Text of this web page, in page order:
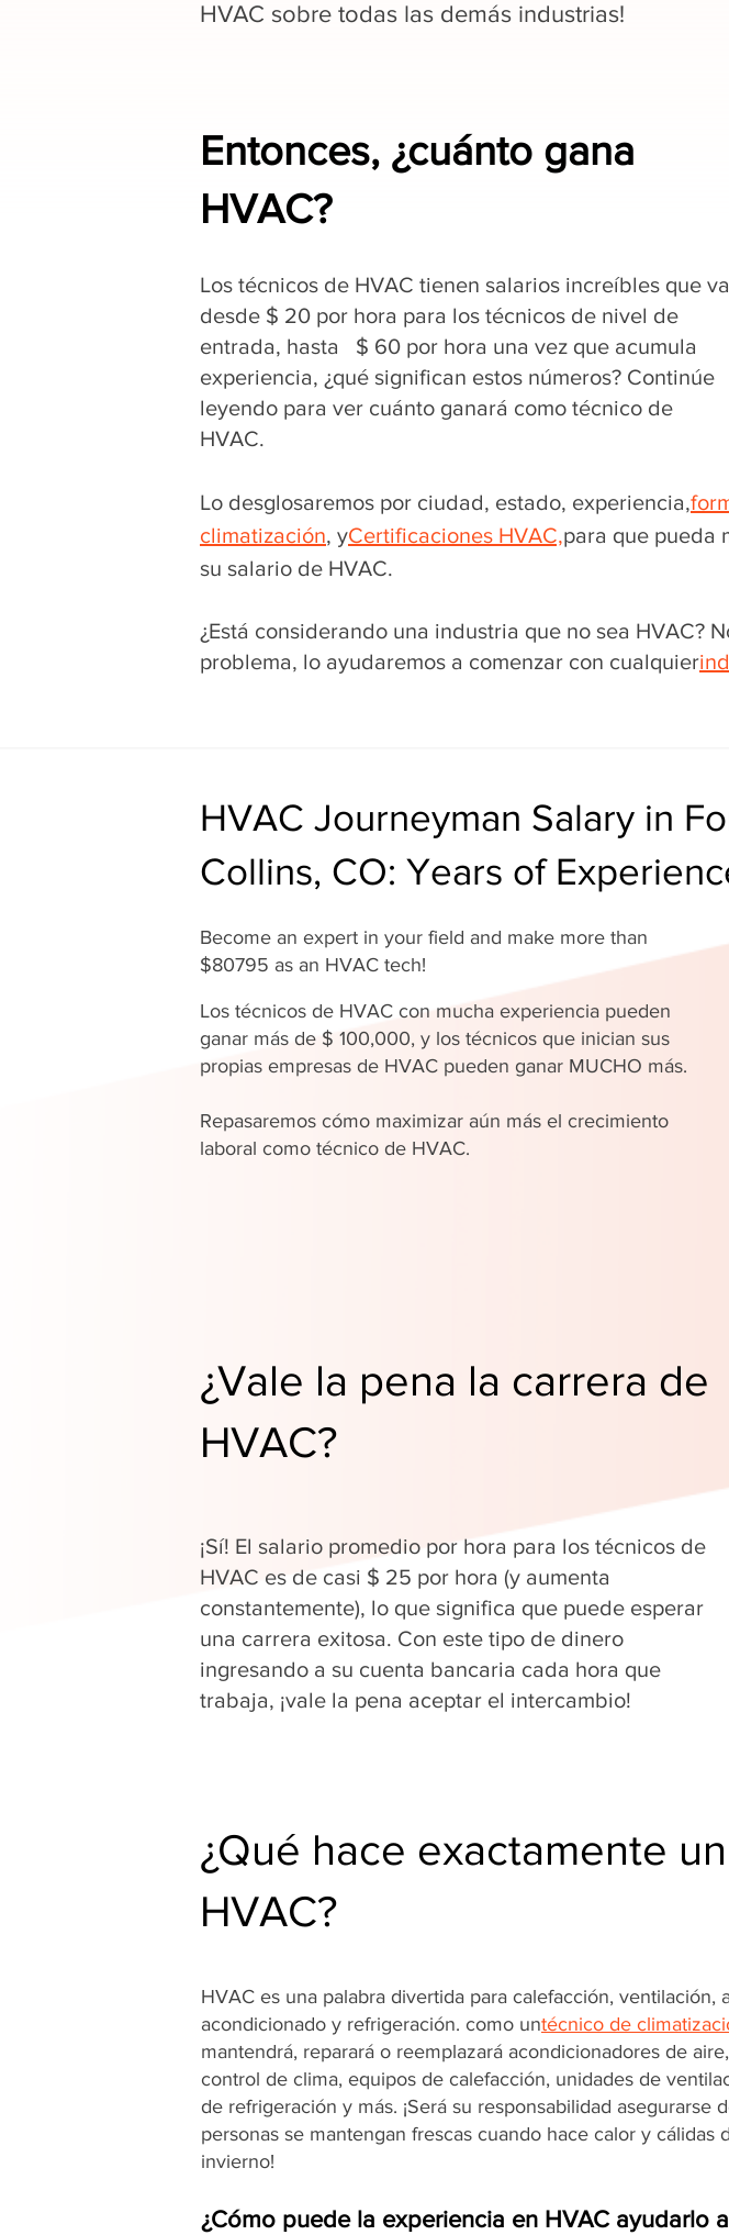
HVAC sobre todas las demás industrias!
Entonces, ¿cuánto gana
HVAC?
Los técnicos de HVAC tienen salarios increíbles que
desde $ 20 por hora para los técnicos de nivel de
entrada, hasta $ 60 por hora una vez que acumula
experiencia, ¿qué significan estos números? Continúe
leyendo para ver cuánto ganará como técnico de
HVAC.
Lo desglosaremos por ciudad, estado, experiencia,
climatización, yCertificaciones HVAC,para que pueda
su salario de HVAC.
¿Está considerando una industria que no sea HVAC?
problema, lo ayudaremos a comenzar con cualquier
HVAC Journeyman Salary in
Collins, CO: Years of
Become an expert in your field and make more than
$80795 as an HVAC tech!
Los técnicos de HVAC con mucha experiencia pueden
ganar más de $ 100,000, y los técnicos que inician sus
propias empresas de HVAC pueden ganar MUCHO más.
Repasaremos cómo maximizar aún más el crecimiento
laboral como técnico de HVAC.
¿Vale la pena la carrera de
HVAC?
¡Sí! El salario promedio por hora para los técnicos de
HVAC es de casi $ 25 por hora (y aumenta
constantemente), lo que significa que puede esperar
una carrera exitosa. Con este tipo de dinero
ingresando a su cuenta bancaria cada hora que
trabaja, ¡vale la pena aceptar el intercambio!
¿Qué hace exactamente
HVAC?
HVAC es una palabra divertida para calefacción, ventilación,
acondicionado y refrigeración. como untécnico de
mantendrá, reparará o reemplazará acondicionadores de
control de clima, equipos de calefacción, unidades de
de refrigeración y más. ¡Será su responsabilidad asegurarse
personas se mantengan frescas cuando hace calor y cálidas
invierno!
¿Cómo puede la experiencia en HVAC ayudarlo